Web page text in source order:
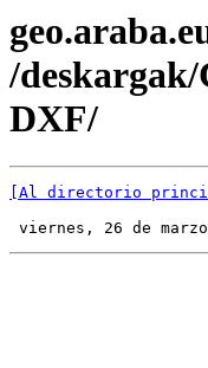
/
DXF/
[Al directorio
viernes, 26 de